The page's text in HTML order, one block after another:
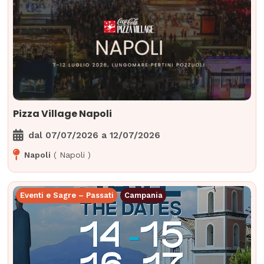
Pizza Village Napoli
dal 07/07/2026 a 12/07/2026
Napoli ( Napoli )
Eventi e Sagre – Passati Campania